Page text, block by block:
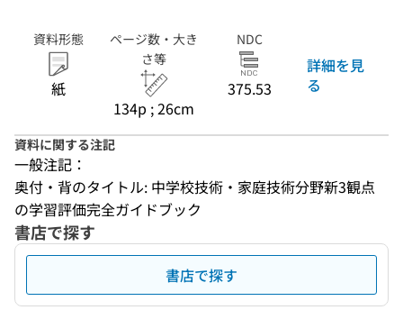
資料形態
紙
ページ数・大き
さ等
134p ; 26cm
NDC
375.53
詳細を見
る
資料に関する注記
一般注記：
奥付・背のタイトル: 中学校技術・家庭技術分野新3観点
の学習評価完全ガイドブック
書店で探す
書店で探す